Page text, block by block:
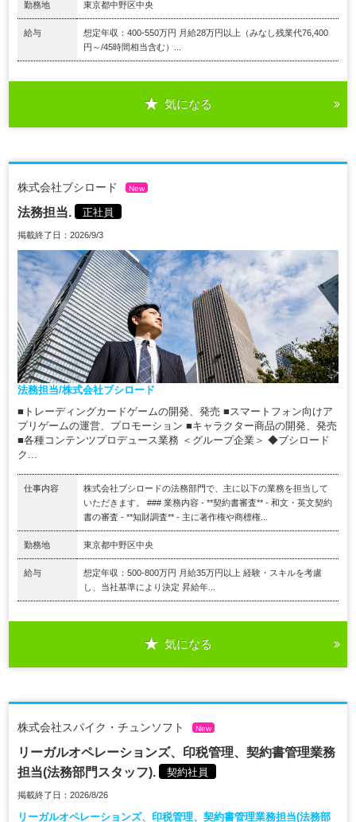
勤務地 東京都中野区中央
給与
想定年収：400-550万円 月給28万円以上（みなし残業代76,400
円～/45時間相当含む）...
気になる
株式会社ブシロード New
法務担当. 正社員
掲載終了日：2026/9/3
法務担当/株式会社ブシロード
■トレーディングカードゲームの開発、発売 ■スマートフォン向けア
プリゲームの運営、プロモーション ■キャラクター商品の開発、発売
■各種コンテンツプロデュース業務 ＜グループ企業＞ ◆ブシロード
ク...
仕事内容
株式会社ブシロードの法務部門で、主に以下の業務を担当して
いただきます。 ### 業務内容 - **契約書審査** - 和文・英文契約
書の審査 - **知財調査** - 主に著作権や商標権...
勤務地 東京都中野区中央
給与
想定年収：500-800万円 月給35万円以上 経験・スキルを考慮
し、当社基準により決定 昇給年...
気になる
株式会社スパイク・チュンソフト New
リーガルオペレーションズ、印税管理、契約書管理業務
担当(法務部門スタッフ).
契約社員
掲載終了日：2026/8/26
リーガルオペレーションズ、印税管理、契約書管理業務担当(法務部